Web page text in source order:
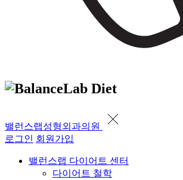
밸런스랩성형외과의원
로그인 회원가입
밸런스랩 다이어트 센터
다이어트 철학